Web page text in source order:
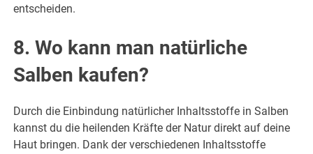
entscheiden.
8. Wo kann man natürliche
Salben kaufen?
Durch die Einbindung natürlicher Inhaltsstoffe in Salben
kannst du die heilenden Kräfte der Natur direkt auf deine
Haut bringen. Dank der verschiedenen Inhaltsstoffe